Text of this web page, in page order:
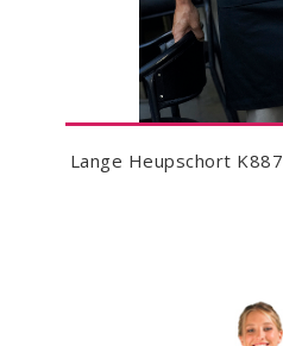
Lange Heupschort K887